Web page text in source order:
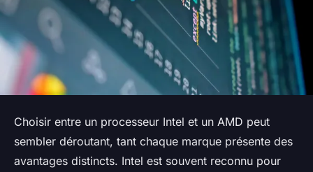
Choisir entre un processeur Intel et un AMD peut
sembler déroutant, tant chaque marque présente des
avantages distincts. Intel est souvent reconnu pour